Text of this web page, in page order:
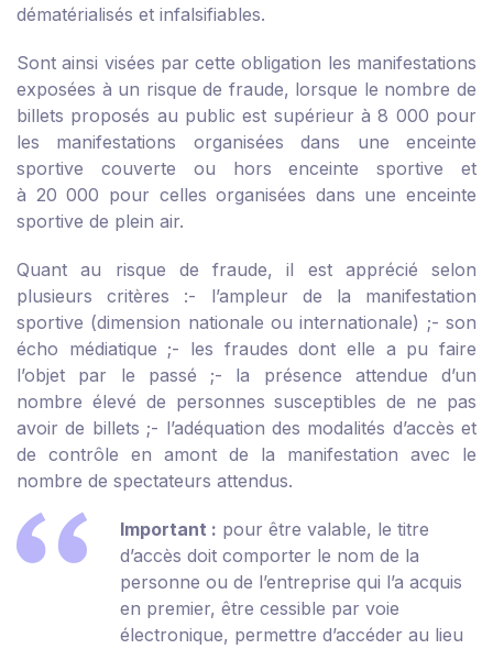
dématérialisés et infalsifiables.
Sont ainsi visées par cette obligation les manifestations
exposées à un risque de fraude, lorsque le nombre de
billets proposés au public est supérieur à 8 000 pour
les manifestations organisées dans une enceinte
sportive couverte ou hors enceinte sportive et
à 20 000 pour celles organisées dans une enceinte
sportive de plein air.
Quant au risque de fraude, il est apprécié selon
plusieurs critères :- l’ampleur de la manifestation
sportive (dimension nationale ou internationale) ;- son
écho médiatique ;- les fraudes dont elle a pu faire
l’objet par le passé ;- la présence attendue d’un
nombre élevé de personnes susceptibles de ne pas
avoir de billets ;- l’adéquation des modalités d’accès et
de contrôle en amont de la manifestation avec le
nombre de spectateurs attendus.
Important : pour être valable, le titre
d’accès doit comporter le nom de la
personne ou de l’entreprise qui l’a acquis
en premier, être cessible par voie
électronique, permettre d’accéder au lieu